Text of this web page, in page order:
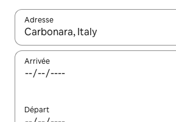
Adresse
Lorsque les résultats s'affichent,
Arrivée
Départ